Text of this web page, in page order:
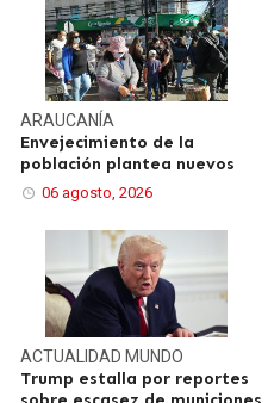
ARAUCANÍA
Envejecimiento de la
población plantea nuevos
06 agosto, 2026
ACTUALIDAD MUNDO
Trump estalla por reportes